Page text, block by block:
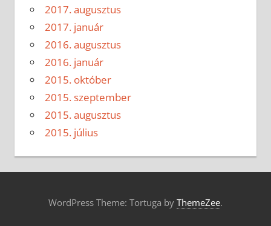
2017. augusztus
2017. január
2016. augusztus
2016. január
2015. október
2015. szeptember
2015. augusztus
2015. július
WordPress Theme: Tortuga by ThemeZee.